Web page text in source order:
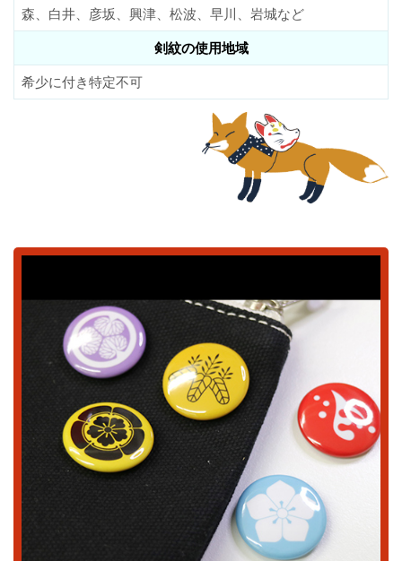
森、白井、彦坂、興津、松波、早川、岩城など
剣紋の使用地域
希少に付き特定不可